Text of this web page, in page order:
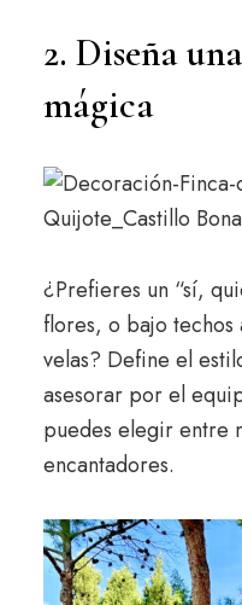
2. Diseña
mágica
¿Prefieres un “sí,
flores, o bajo techos
velas? Define el
asesorar por el
puedes elegir entre
encantadores.